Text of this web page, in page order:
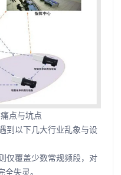
点与坑点
到以下几大行业乱象与设
仅覆盖少数常规频段，对
失灵。